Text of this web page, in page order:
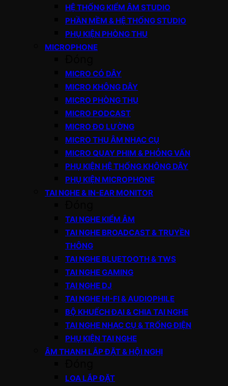
HỆ THỐNG KIỂM ÂM STUDIO
PHẦN MỀM & HỆ THỐNG STUDIO
PHỤ KIỆN PHÒNG THU
MICROPHONE
MICRO CÓ DÂY
MICRO KHÔNG DÂY
MICRO PHÒNG THU
MICRO PODCAST
MICRO ĐO LƯỜNG
MICRO THU ÂM NHẠC CỤ
MICRO QUAY PHIM & PHỎNG VẤN
PHỤ KIỆN HỆ THỐNG KHÔNG DÂY
PHỤ KIỆN MICROPHONE
TAI NGHE & IN-EAR MONITOR
TAI NGHE KIỂM ÂM
TAI NGHE BROADCAST & TRUYỀN
THÔNG
TAI NGHE BLUETOOTH & TWS
TAI NGHE GAMING
TAI NGHE DJ
TAI NGHE HI-FI & AUDIOPHILE
BỘ KHUẾCH ĐẠI & CHIA TAI NGHE
TAI NGHE NHẠC CỤ & TRỐNG ĐIỆN
PHỤ KIỆN TAI NGHE
ÂM THANH LẮP ĐẶT & HỘI NGHỊ
LOA LẮP ĐẶT